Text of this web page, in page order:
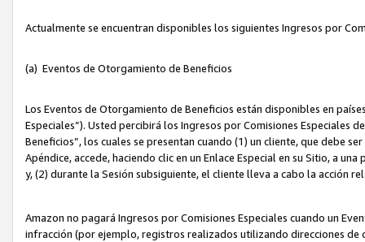
Actualmente se encuentran disponibles los siguientes Ingresos por
(a) Eventos de Otorgamiento de Beneficios
Los Eventos de Otorgamiento de Beneficios están disponibles en
Especiales”). Usted percibirá los Ingresos por Comisiones Especiales
Beneficios”, los cuales se presentan cuando (1) un cliente, que debe
Apéndice, accede, haciendo clic en un Enlace Especial en su Sitio, a
y, (2) durante la Sesión subsiguiente, el cliente lleva a cabo la acción
Amazon no pagará Ingresos por Comisiones Especiales cuando un
infracción (por ejemplo, registros realizados utilizando direcciones